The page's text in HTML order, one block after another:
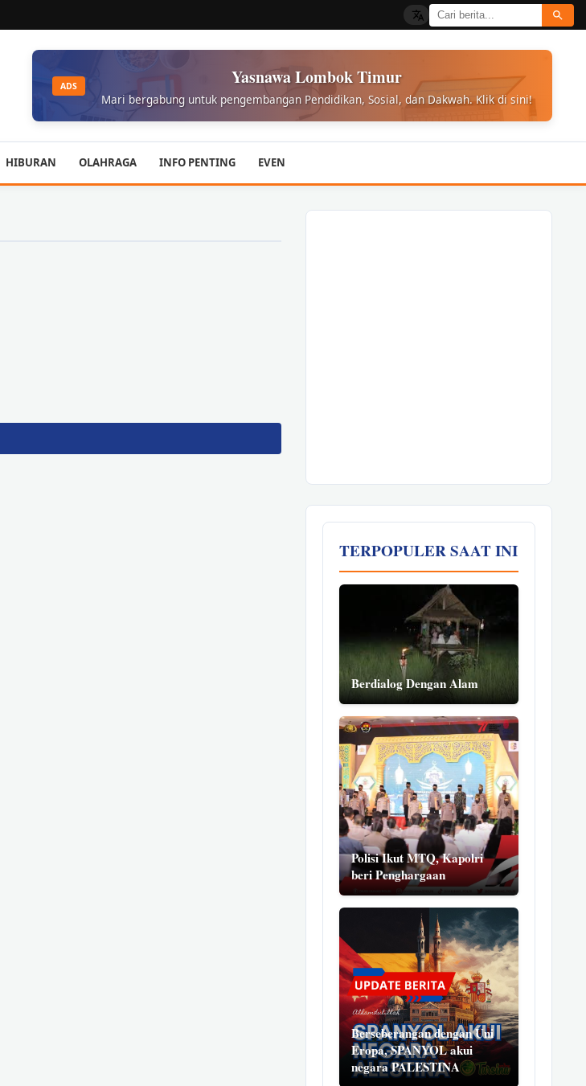
ADS Yasnawa Lombok Timur
Mari bergabung untuk pengembangan Pendidikan, Sosial, dan Dakwah. Klik di sini!
HIBURAN OLAHRAGA INFO PENTING EVEN
TERPOPULER SAAT INI
Berdialog Dengan Alam
Polisi Ikut MTQ, Kapolri
beri Penghargaan
Berseberangan dengan Uni
Eropa, SPANYOL akui
negara PALESTINA